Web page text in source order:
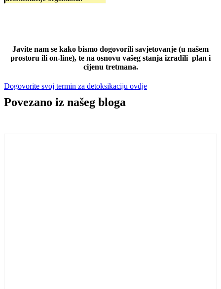
Javite nam se kako bismo dogovorili savjetovanje (u našem
prostoru ili on-line), te na osnovu vašeg stanja izradili plan i
cijenu tretmana.
Dogovorite svoj termin za detoksikaciju ovdje
Povezano iz našeg bloga